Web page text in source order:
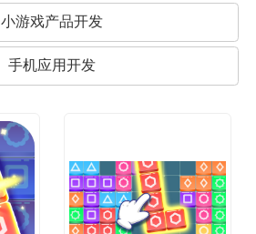
小游戏产品开发
手机应用开发